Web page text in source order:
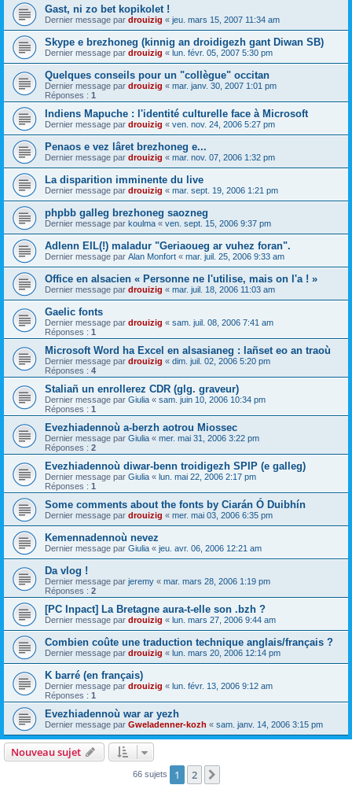
Gast, ni zo bet kopikolet !
Dernier message par drouizig « jeu. mars 15, 2007 11:34 am
Skype e brezhoneg (kinnig an droidigezh gant Diwan SB)
Dernier message par drouizig « lun. févr. 05, 2007 5:30 pm
Quelques conseils pour un "collègue" occitan
Dernier message par drouizig « mar. janv. 30, 2007 1:01 pm
Réponses : 1
Indiens Mapuche : l'identité culturelle face à Microsoft
Dernier message par drouizig « ven. nov. 24, 2006 5:27 pm
Penaos e vez lâret brezhoneg e...
Dernier message par drouizig « mar. nov. 07, 2006 1:32 pm
La disparition imminente du live
Dernier message par drouizig « mar. sept. 19, 2006 1:21 pm
phpbb galleg brezhoneg saozneg
Dernier message par koulma « ven. sept. 15, 2006 9:37 pm
Adlenn EIL(!) maladur "Geriaoueg ar vuhez foran".
Dernier message par Alan Monfort « mar. juil. 25, 2006 9:33 am
Office en alsacien « Personne ne l'utilise, mais on l'a ! »
Dernier message par drouizig « mar. juil. 18, 2006 11:03 am
Gaelic fonts
Dernier message par drouizig « sam. juil. 08, 2006 7:41 am
Réponses : 1
Microsoft Word ha Excel en alsasianeg : lañset eo an traoù
Dernier message par drouizig « dim. juil. 02, 2006 5:20 pm
Réponses : 4
Staliañ un enrollerez CDR (glg. graveur)
Dernier message par Giulia « sam. juin 10, 2006 10:34 pm
Réponses : 1
Evezhiadennoù a-berzh aotrou Miossec
Dernier message par Giulia « mer. mai 31, 2006 3:22 pm
Réponses : 2
Evezhiadennoù diwar-benn troidigezh SPIP (e galleg)
Dernier message par Giulia « lun. mai 22, 2006 2:17 pm
Réponses : 1
Some comments about the fonts by Ciarán Ó Duibhín
Dernier message par drouizig « mer. mai 03, 2006 6:35 pm
Kemennadennoù nevez
Dernier message par Giulia « jeu. avr. 06, 2006 12:21 am
Da vlog !
Dernier message par jeremy « mar. mars 28, 2006 1:19 pm
Réponses : 2
[PC Inpact] La Bretagne aura-t-elle son .bzh ?
Dernier message par drouizig « lun. mars 27, 2006 9:44 am
Combien coûte une traduction technique anglais/français ?
Dernier message par drouizig « lun. mars 20, 2006 12:14 pm
K barré (en français)
Dernier message par drouizig « lun. févr. 13, 2006 9:12 am
Réponses : 1
Evezhiadennoù war ar yezh
Dernier message par Gweladenner-kozh « sam. janv. 14, 2006 3:15 pm
Nouveau sujet
66 sujets 1 2